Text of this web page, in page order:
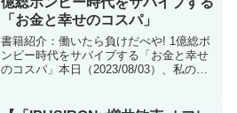
「お金と幸せのコスパ」
書籍紹介：働いたら負けだべや! 1億総ボ
ンビー時代をサバイブする「お金と幸せ
のコスパ」本日（2023/08/03）、私の好